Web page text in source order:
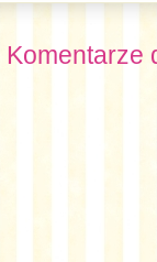
Komentarze